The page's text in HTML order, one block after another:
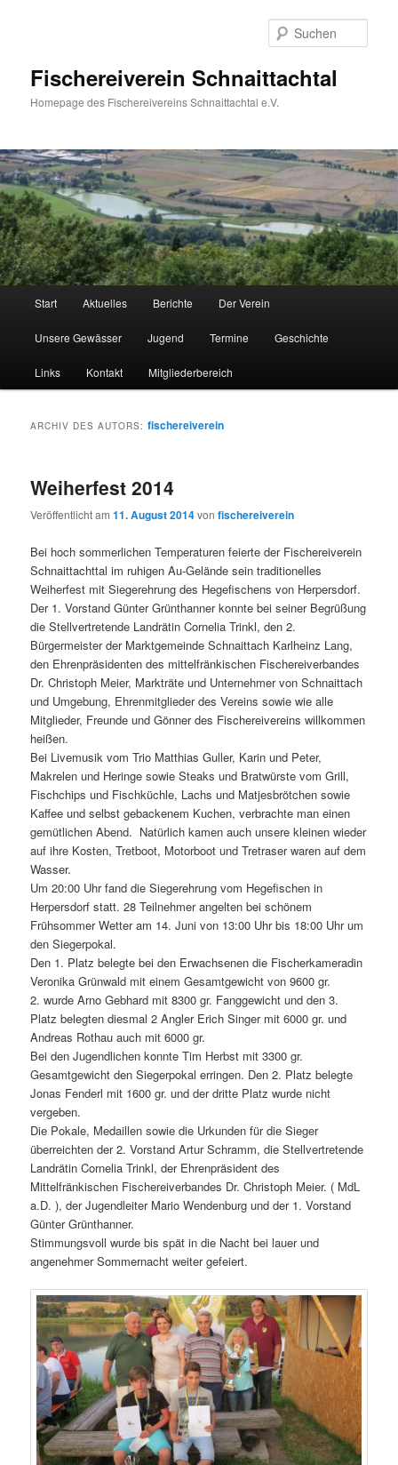
Fischereiverein Schnaittachtal
Homepage des Fischereivereins Schnaittachtal e.V.
Start Aktuelles Berichte Der Verein
Unsere Gewässer Jugend Termine Geschichte
Links Kontakt Mitgliederbereich
ARCHIV DES AUTORS:fischereiverein
Weiherfest 2014
Veröffentlicht am11. August 2014vonfischereiverein
Bei hoch sommerlichen Temperaturen feierte der Fischereiverein
Schnaittachttal im ruhigen Au-Gelände sein traditionelles
Weiherfest mit Siegerehrung des Hegefischens von Herpersdorf.
Der 1. Vorstand Günter Grünthanner konnte bei seiner Begrüßung
die Stellvertretende Landrätin Cornelia Trinkl, den 2.
Bürgermeister der Marktgemeinde Schnaittach Karlheinz Lang,
den Ehrenpräsidenten des mittelfränkischen Fischereiverbandes
Dr. Christoph Meier, Markträte und Unternehmer von Schnaittach
und Umgebung, Ehrenmitglieder des Vereins sowie wie alle
Mitglieder, Freunde und Gönner des Fischereivereins willkommen
heißen.
Bei Livemusik vom Trio Matthias Guller, Karin und Peter,
Makrelen und Heringe sowie Steaks und Bratwürste vom Grill,
Fischchips und Fischküchle, Lachs und Matjesbrötchen sowie
Kaffee und selbst gebackenem Kuchen, verbrachte man einen
gemütlichen Abend. Natürlich kamen auch unsere kleinen wieder
auf ihre Kosten, Tretboot, Motorboot und Tretraser waren auf dem
Wasser.
Um 20:00 Uhr fand die Siegerehrung vom Hegefischen in
Herpersdorf statt. 28 Teilnehmer angelten bei schönem
Frühsommer Wetter am 14. Juni von 13:00 Uhr bis 18:00 Uhr um
den Siegerpokal.
Den 1. Platz belegte bei den Erwachsenen die Fischerkameradin
Veronika Grünwald mit einem Gesamtgewicht von 9600 gr.
2. wurde Arno Gebhard mit 8300 gr. Fanggewicht und den 3.
Platz belegten diesmal 2 Angler Erich Singer mit 6000 gr. und
Andreas Rothau auch mit 6000 gr.
Bei den Jugendlichen konnte Tim Herbst mit 3300 gr.
Gesamtgewicht den Siegerpokal erringen. Den 2. Platz belegte
Jonas Fenderl mit 1600 gr. und der dritte Platz wurde nicht
vergeben.
Die Pokale, Medaillen sowie die Urkunden für die Sieger
überreichten der 2. Vorstand Artur Schramm, die Stellvertretende
Landrätin Cornelia Trinkl, der Ehrenpräsident des
Mittelfränkischen Fischereiverbandes Dr. Christoph Meier. ( MdL
a.D. ), der Jugendleiter Mario Wendenburg und der 1. Vorstand
Günter Grünthanner.
Stimmungsvoll wurde bis spät in die Nacht bei lauer und
angenehmer Sommernacht weiter gefeiert.